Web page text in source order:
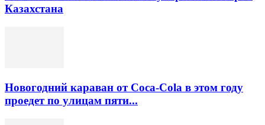
Казахстана
Новогодний караван от Coca-Cola в этом году
проедет по улицам пяти...